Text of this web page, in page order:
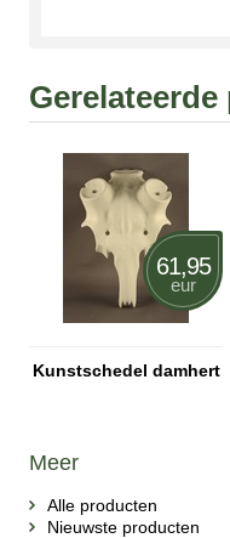
61,95
eur
Kunstschedel damhert
Meer
Alle producten
Nieuwste producten